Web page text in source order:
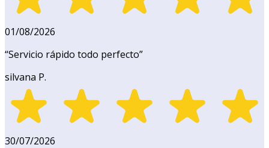
01/08/2026
“Servicio rápido todo perfecto”
silvana P.
30/07/2026